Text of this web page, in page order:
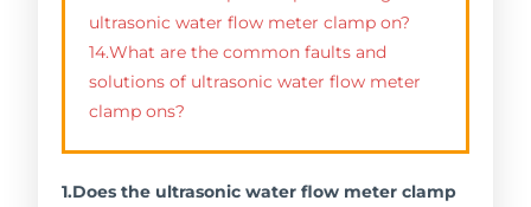
ultrasonic water flow meter clamp on?
14.What are the common faults and
solutions of ultrasonic water flow meter
clamp ons?
1.Does the ultrasonic water flow meter clamp